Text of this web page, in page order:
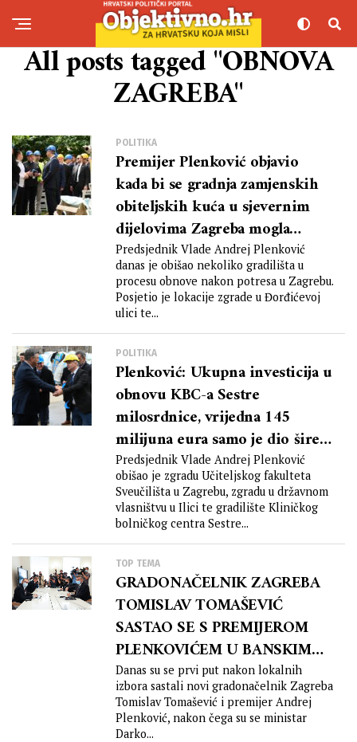
All posts tagged "OBNOVA
ZAGREBA"
POLITIKA
Premijer Plenković objavio
kada bi se gradnja zamjenskih
obiteljskih kuća u sjevernim
dijelovima Zagreba mogla
završiti
Predsjednik Vlade Andrej Plenković
danas je obišao nekoliko gradilišta u
procesu obnove nakon potresa u Zagrebu.
Posjetio je lokacije zgrade u Đorđićevoj
ulici te...
POLITIKA
Plenković: Ukupna investicija u
obnovu KBC-a Sestre
milosrdnice, vrijedna 145
milijuna eura samo je dio šire
obnove zdravstvene
infrastrukture u Zagrebu koja
ukupno vrijedi 700 milijuna
eura, a čija su sredstva
osigurana naporima Vlade
Predsjednik Vlade Andrej Plenković
obišao je zgradu Učiteljskog fakulteta
Sveučilišta u Zagrebu, zgradu u državnom
vlasništvu u Ilici te gradilište Kliničkog
bolničkog centra Sestre...
TOP TEMA
GRADONAČELNIK ZAGREBA
TOMISLAV TOMAŠEVIĆ
SASTAO SE S PREMIJEROM
PLENKOVIĆEM U BANSKIM
DVORIMA PA PORUČIO:
“Očekujemo dobru suradnju s
državom”
Danas su se prvi put nakon lokalnih
izbora sastali novi gradonačelnik Zagreba
Tomislav Tomašević i premijer Andrej
Plenković, nakon čega su se ministar
Darko...